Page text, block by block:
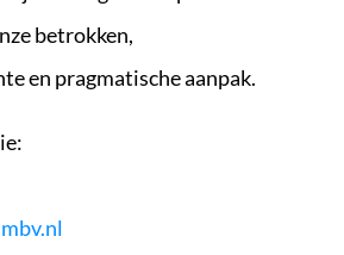
betrokken,
en pragmatische aanpak.